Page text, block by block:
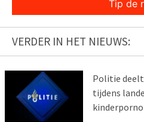
Tip de
VERDER IN HET NIEUWS:
Politie deelt
tijdens
kinderporno